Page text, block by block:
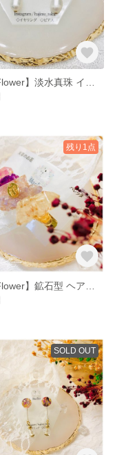
残り1点
SOLD OUT